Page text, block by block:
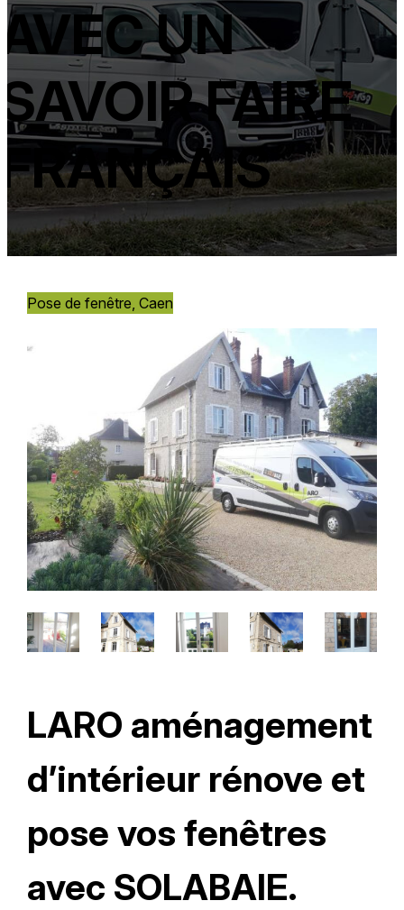
AVEC UN
SAVOIR FAIRE
FRANÇAIS
Pose de fenêtre, Caen
LARO aménagement
d’intérieur rénove et
pose vos fenêtres
avec SOLABAIE.